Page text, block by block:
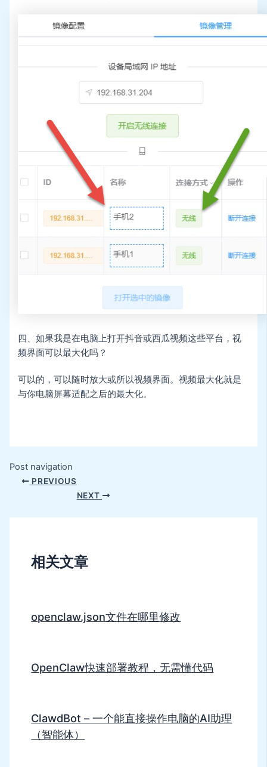
四、如果我是在电脑上打开抖音或西瓜视频这些平台，视
频界面可以最大化吗？
可以的，可以随时放大或所以视频界面。视频最大化就是
与你电脑屏幕适配之后的最大化。
Post navigation
PREVIOUS
NEXT
相关文章
openclaw.json文件在哪里修改
OpenClaw快速部署教程，无需懂代码
ClawdBot – 一个能直接操作电脑的AI助理
（智能体）